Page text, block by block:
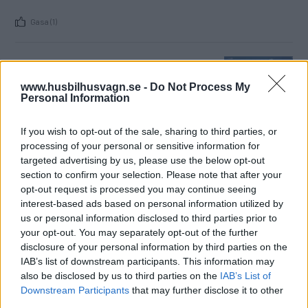
www.husbilhusvagn.se - Do Not Process My
Personal Information
If you wish to opt-out of the sale, sharing to third parties, or
processing of your personal or sensitive information for
targeted advertising by us, please use the below opt-out
section to confirm your selection. Please note that after your
opt-out request is processed you may continue seeing
interest-based ads based on personal information utilized by
us or personal information disclosed to third parties prior to
your opt-out. You may separately opt-out of the further
disclosure of your personal information by third parties on the
IAB’s list of downstream participants. This information may
also be disclosed by us to third parties on the IAB’s List of
Downstream Participants that may further disclose it to other
Gasa (1)
Hobby Premium Drive 65
HFL
tänkt att Hobby skulle skörda stora framgångar på
husbilsmarknaden. Försäljningen har gått sisådär. Vi
undrar varför köparna tvekar så vi testade en av
toppmodellerna. En provtur som gav mersmak!
Gasa
Hobby 780 WLU Nordic
Edition
NYHETER 10 februari 2013
När Hobby anpassar en husvagn för
den nordiska marknaden görs det ordentligt. Nordic Edition